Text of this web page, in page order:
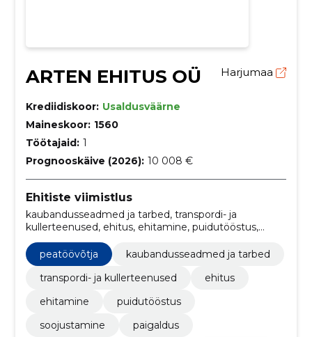
ARTEN EHITUS OÜ Harjumaa
Krediidiskoor: Usaldusväärne
Maineskoor: 1560
Töötajaid: 1
Prognooskäive (2026): 10 008 €
Ehitiste viimistlus
kaubandusseadmed ja tarbed, transpordi- ja
kullerteenused, ehitus, ehitamine, puidutööstus,
krohvimine
peatöövõtja
kaubandusseadmed ja tarbed
transpordi- ja kullerteenused
ehitus
ehitamine
puidutööstus
soojustamine
paigaldus